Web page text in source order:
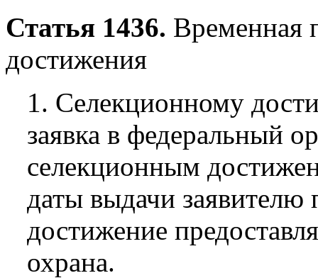
Статья 1436. Временная
достижения
1. Селекционному
заявка в федеральный
селекционным
даты выдачи заявителю
достижение
охрана.